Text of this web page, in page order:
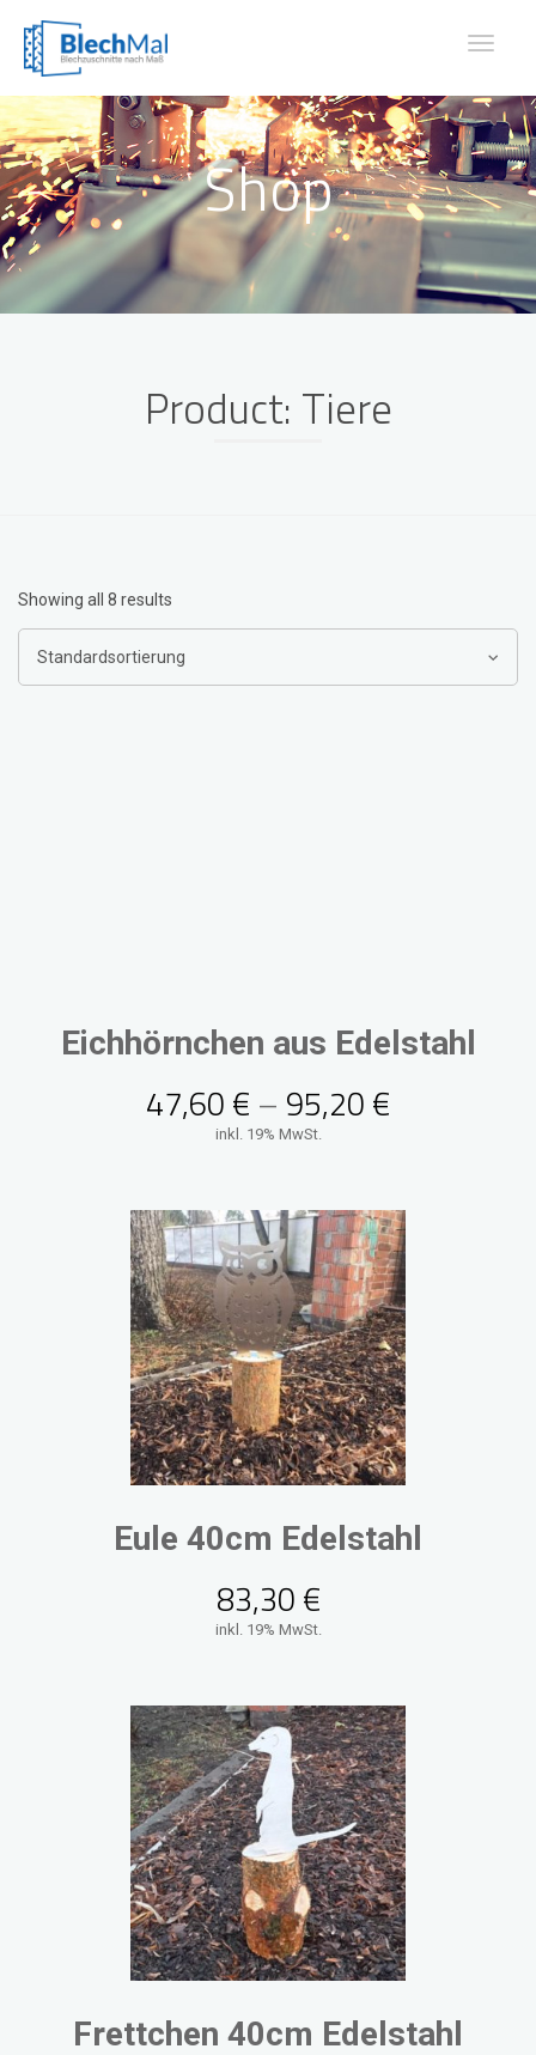
Toggle
Shop
Product: Tiere
Showing all 8 results
Eichhörnchen aus Edelstahl
47,60€ – 95,20€
inkl. 19% MwSt.
Eule 40cm Edelstahl
83,30€
inkl. 19% MwSt.
Frettchen 40cm Edelstahl